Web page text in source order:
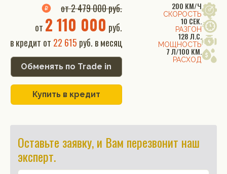
200 КМ/Ч
СКОРОСТЬ
10 СЕК.
РАЗГОН
128 Л.С.
МОЩНОСТЬ
7 Л/100 КМ.
РАСХОД
от 2 479 000 руб.
от 2 110 000 руб.
в кредит от 22 615 руб. в месяц
Обменять по Trade in
Купить в кредит
Оставьте заявку, и Вам перезвонит наш
эксперт.